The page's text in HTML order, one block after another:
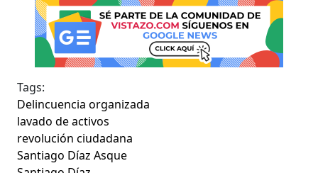
Tags:
Delincuencia organizada
lavado de activos
revolución ciudadana
Santiago Díaz Asque